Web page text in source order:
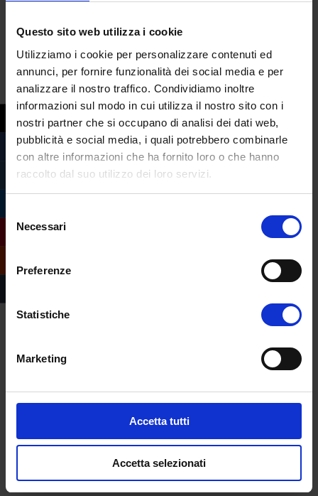
Questo sito web utilizza i cookie
Utilizziamo i cookie per personalizzare contenuti ed
annunci, per fornire funzionalità dei social media e per
analizzare il nostro traffico. Condividiamo inoltre
informazioni sul modo in cui utilizza il nostro sito con i
nostri partner che si occupano di analisi dei dati web,
pubblicità e social media, i quali potrebbero combinarle
con altre informazioni che ha fornito loro o che hanno
raccolto dal suo utilizzo dei loro servizi.
delNecessari
Preferenze
Statistiche
Marketing
Accetta tutti
Accetta selezionati
Compila il form e
richiedi informazioni
sull’offerta formativa